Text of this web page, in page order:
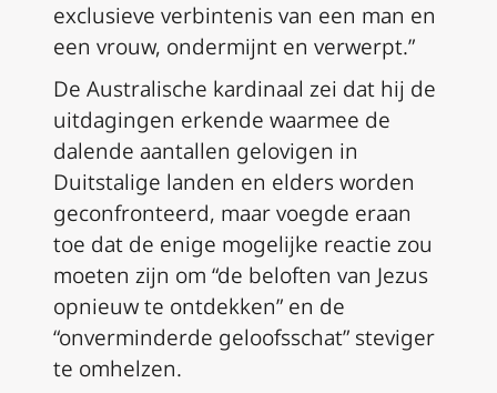
exclusieve verbintenis van een man en
een vrouw, ondermijnt en verwerpt.”
De Australische kardinaal zei dat hij de
uitdagingen erkende waarmee de
dalende aantallen gelovigen in
Duitstalige landen en elders worden
geconfronteerd, maar voegde eraan
toe dat de enige mogelijke reactie zou
moeten zijn om “de beloften van Jezus
opnieuw te ontdekken” en de
“onverminderde geloofsschat” steviger
te omhelzen.